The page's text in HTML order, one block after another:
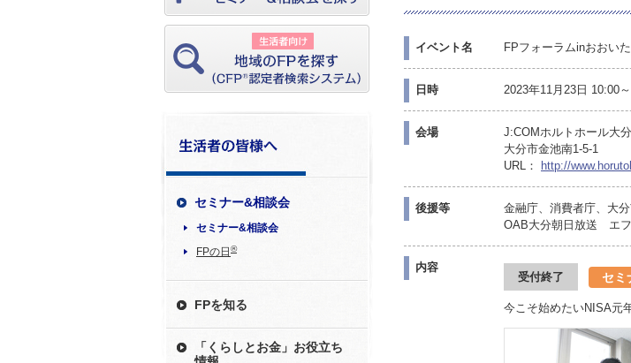
セミナー&相談会
セミナー&相談会
FPの日 ®
FPを知る
「くらしとお金」お役立ち
イベント名 FPフォーラムinおおい
日時 2023年11月23日 10:00
会場
J:COMホルトホール大分
大分市金池南1-5-1
URL：
http://
後援等
金融庁、消費者庁、
OAB大分朝日放送 エ
内容
受付終了 セミ
今こそ始めたいNISA元